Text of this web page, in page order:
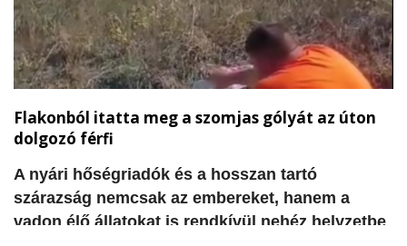
Flakonból itatta meg a szomjas gólyát az úton
dolgozó férfi
A nyári hőségriadók és a hosszan tartó
szárazság nemcsak az embereket, hanem a
vadon élő állatokat is rendkívül nehéz helyzetbe